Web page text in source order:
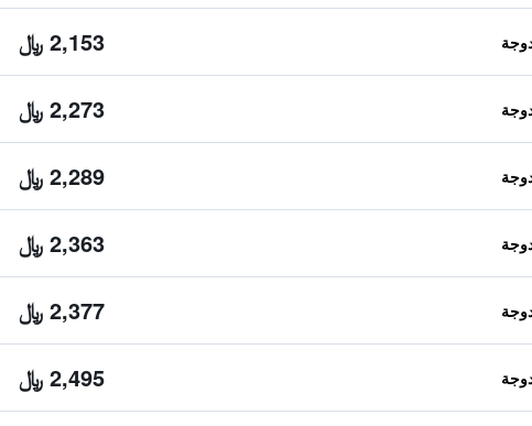
2,153 ﷼
2,273 ﷼
2,289 ﷼
2,363 ﷼
2,377 ﷼
2,495 ﷼